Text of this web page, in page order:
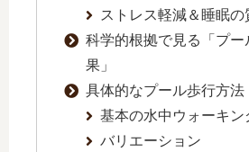
ストレス軽減＆睡眠の
科学的根拠で見る「プー
果」
具体的なプール歩行方法
基本の水中ウォーキン
バリエーション